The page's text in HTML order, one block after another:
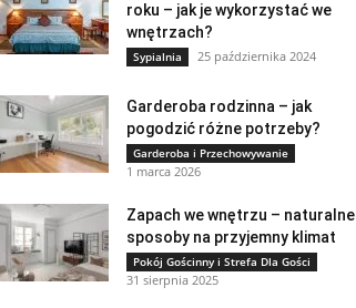
roku – jak je wykorzystać we
wnętrzach?
Sypialnia 25 października 2024
Garderoba rodzinna – jak
pogodzić różne potrzeby?
Garderoba i Przechowywanie
1 marca 2026
Zapach we wnętrzu – naturalne
sposoby na przyjemny klimat
Pokój Gościnny i Strefa Dla Gości
31 sierpnia 2025